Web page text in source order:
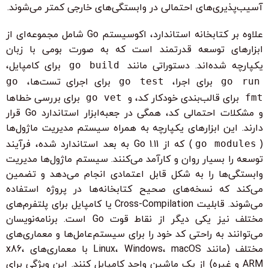
آسیب‌پذیری‌های احتمالی در وابستگی‌های خارجی کمتر می‌شوند.
علاوه بر کتابخانه استاندارد، اکوسیستم Go شامل مجموعه‌ای از
ابزارهای توسعه قدرتمند است که به صورت بومی با زبان
یکپارچه شده‌اند. دستوراتی مانند
go build برای کامپایل،
go run برای اجرا، go test برای اجرای تست‌ها،
go
fmt
برای قالب‌بندی خودکار کد، و go vet
برای بررسی خطاها
و مشکلات احتمالی کد، همگی در جعبه‌ابزار استاندارد Go قرار
دارند. این ابزارهای یکپارچه به همراه سیستم مدیریت ماژول‌ها
(
go modules
) که از Go 1.11 به بعد استاندارد شده، فرآیند
توسعه را بسیار روان و کارآمد می‌کنند. سیستم ماژول‌ها مدیریت
وابستگی‌ها را به شکل قابل اعتمادی انجام می‌دهد و تضمین
می‌کند که نسخه‌های صحیح کتابخانه‌ها در پروژه استفاده
می‌شوند. قابلیت Cross-Compilation یا کامپایل برای پلتفرم‌های
مختلف نیز یکی دیگر از نقاط قوت Go است. برنامه‌نویسان
می‌توانند به راحتی کد خود را برای سیستم‌عامل‌ها و معماری‌های
مختلف (مانند Linux، Windows، macOS با معماری‌های x86،
ARM و غیره) از یک ماشین واحد کامپایل کنند. این ویژگی برای